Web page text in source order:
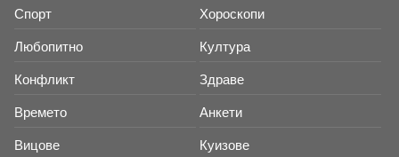
Спорт Хороскопи
Любопитно Култура
Конфликт Здраве
Времето Анкети
Вицове Куизове